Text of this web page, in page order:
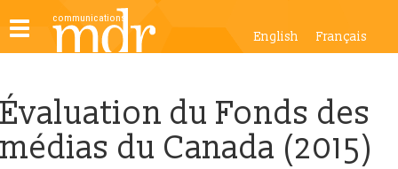
Toggle
navigation
English Français
Évaluation du Fonds des
médias du Canada (2015)